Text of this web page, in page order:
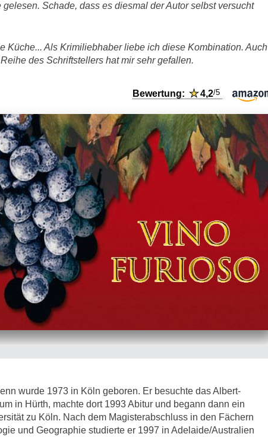
Schade, dass es diesmal der Autor selbst versucht
Küche... Als Krimiliebhaber liebe ich diese Kombination. Auch
des Schriftstellers hat mir sehr gefallen.
Bewertung:★4,2/5
wurde 1973 in Köln geboren. Er besuchte das Albert-
in Hürth, machte dort 1993 Abitur und begann dann ein
zu Köln. Nach dem Magisterabschluss in den Fächern
und Geographie studierte er 1997 in Adelaide/Australien